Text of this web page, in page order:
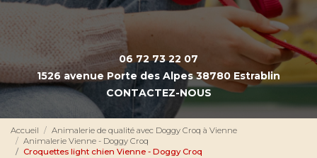
06 72 73 22 07
1526 avenue Porte des Alpes 38780 Estrablin
CONTACTEZ-NOUS
Accueil
Animalerie de qualité avec Doggy Croq à Vienne
Animalerie Vienne - Doggy Croq
Croquettes light chien Vienne - Doggy Croq